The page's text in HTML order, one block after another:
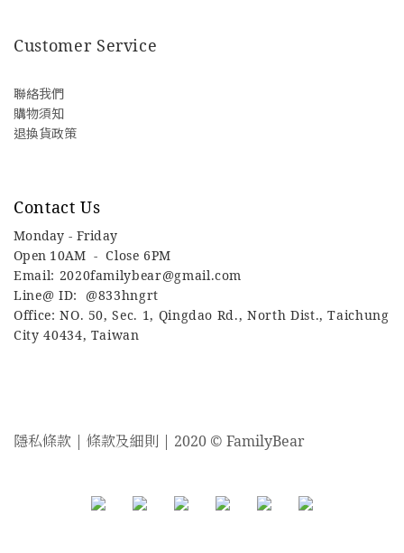
Customer Service
聯絡我們
購物須知
退換貨政策
Contact Us
Monday - Friday
Open 10AM - Close 6PM
Email: 2020familybear@gmail.com
Line@ ID: @833hngrt
Office: NO. 50, Sec. 1, Qingdao Rd., North Dist., Taichung
City 40434, Taiwan
隱私條款 | 條款及細則 | 2020 © FamilyBear